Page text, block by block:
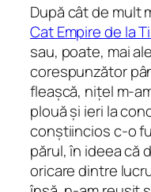
După cât de mult
Cat Empire de la
sau, poate, mai
corespunzător
fleașcă, nițel m-
plouă și ieri la
conștiincios c-o
părul, în ideea că
oricare dintre